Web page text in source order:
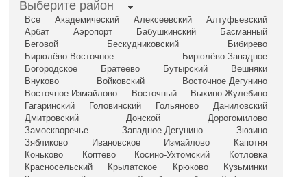
Выберите район
Все Академический Алексеевский
Алтуфьевский
Арбат
Аэропорт Бабушкинский
Басманный
Беговой
Бескудниковский
Бибирево
Бирюлёво Восточное
Бирюлёво Западное
Богородское
Братеево Бутырский
Вешняки
Внуково
Войковский
Восточное Дегунино
Восточное Измайлово
Восточный
Выхино-Жулебино
Гагаринский
Головинский Гольяново
Даниловский
Дмитровский
Донской
Дорогомилово
Замоскворечье
Западное Дегунино
Зюзино
Зябликово
Ивановское Измайлово
Капотня
Коньково
Коптево Косино-Ухтомский
Котловка
Красносельский
Крылатское Крюково
Кузьминки